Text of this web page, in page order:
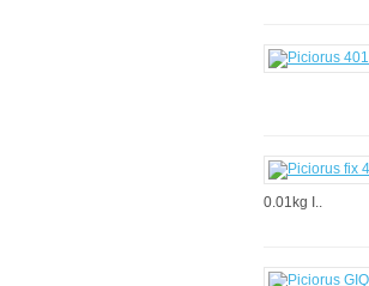
0.01kg I..